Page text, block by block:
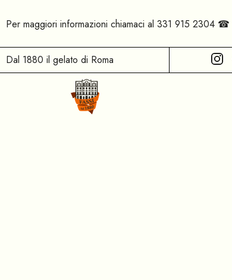
Per maggiori informazioni chiamaci al 331 915 2304 ☎
Dal 1880 il gelato di Roma